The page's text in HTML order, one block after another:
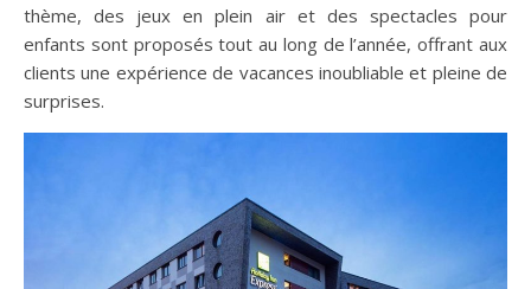
thème, des jeux en plein air et des spectacles pour
enfants sont proposés tout au long de l’année, offrant aux
clients une expérience de vacances inoubliable et pleine de
surprises.